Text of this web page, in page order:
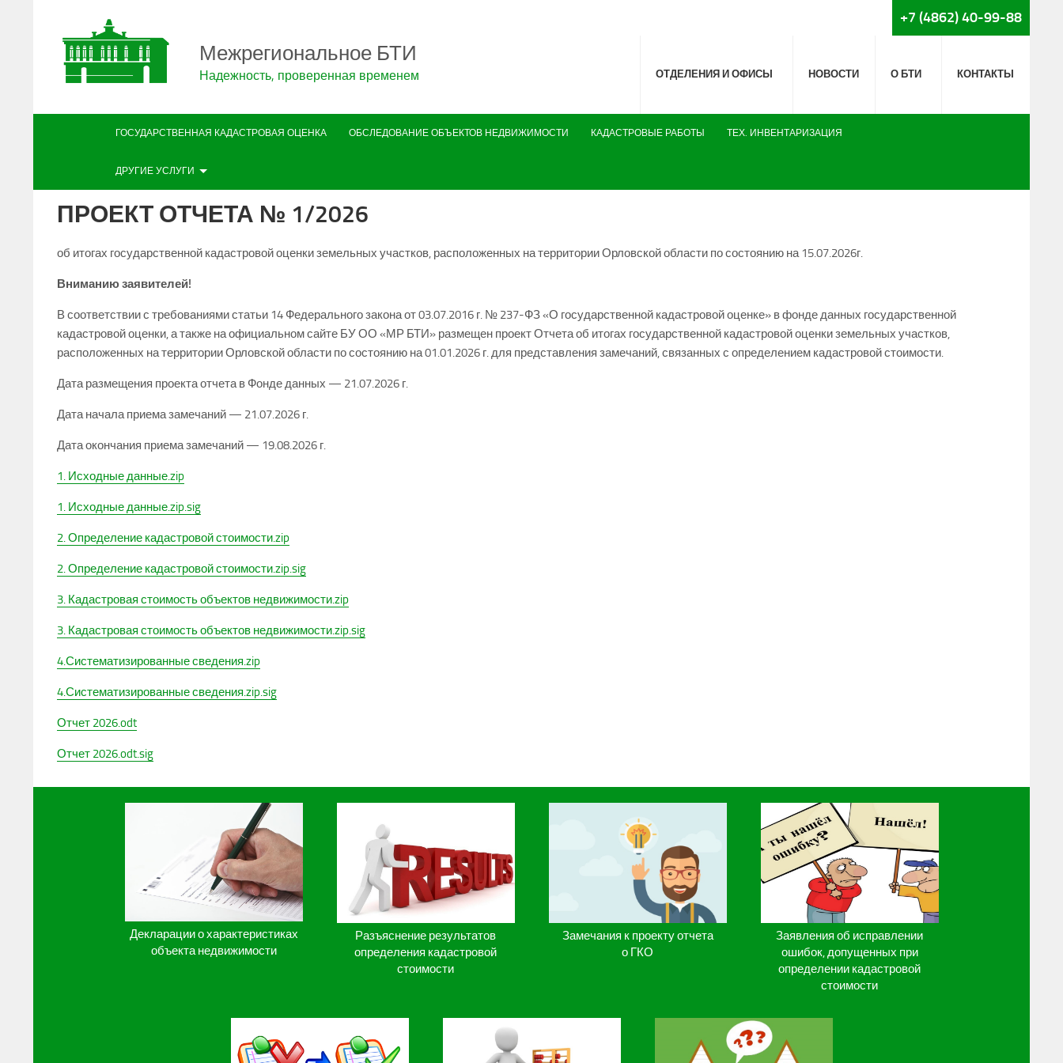
Межрегиональное БТИ
Надежность, проверенная временем
+7 (4862) 40-99-88
ОТДЕЛЕНИЯ И ОФИСЫ НОВОСТИ О БТИ КОНТАКТЫ
ГОСУДАРСТВЕННАЯ КАДАСТРОВАЯ ОЦЕНКА ОБСЛЕДОВАНИЕ ОБЪЕКТОВ НЕДВИЖИМОСТИ КАДАСТРОВЫЕ РАБОТЫ ТЕХ. ИНВЕНТАРИЗАЦИЯ
ДРУГИЕ УСЛУГИ
ПРОЕКТ ОТЧЕТА № 1/2026
об итогах государственной кадастровой оценки земельных участков, расположенных на территории Орловской области по состоянию на 15.07.2026г.
Вниманию заявителей!
В соответствии с требованиями статьи 14 Федерального закона от 03.07.2016 г. № 237-ФЗ «О государственной кадастровой оценке» в фонде данных государственной
кадастровой оценки, а также на официальном сайте БУ ОО «МР БТИ» размещен проект Отчета об итогах государственной кадастровой оценки земельных участков,
расположенных на территории Орловской области по состоянию на 01.01.2026 г. для представления замечаний, связанных с определением кадастровой стоимости.
Дата размещения проекта отчета в Фонде данных — 21.07.2026 г.
Дата начала приема замечаний — 21.07.2026 г.
Дата окончания приема замечаний — 19.08.2026 г.
1. Исходные данные.zip
1. Исходные данные.zip.sig
2. Определение кадастровой стоимости.zip
2. Определение кадастровой стоимости.zip.sig
3. Кадастровая стоимость объектов недвижимости.zip
3. Кадастровая стоимость объектов недвижимости.zip.sig
4.Систематизированные сведения.zip
4.Систематизированные сведения.zip.sig
Отчет 2026.odt
Отчет 2026.odt.sig
Декларации о характеристиках
объекта недвижимости
Разъяснение результатов
определения кадастровой
стоимости
Замечания к проекту отчета
о ГКО
Заявления об исправлении
ошибок, допущенных при
определении кадастровой
стоимости